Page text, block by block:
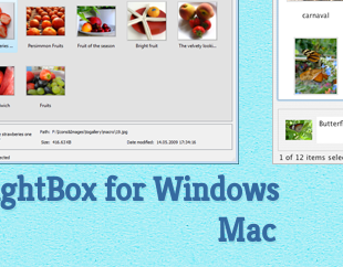
for Windows
Mac